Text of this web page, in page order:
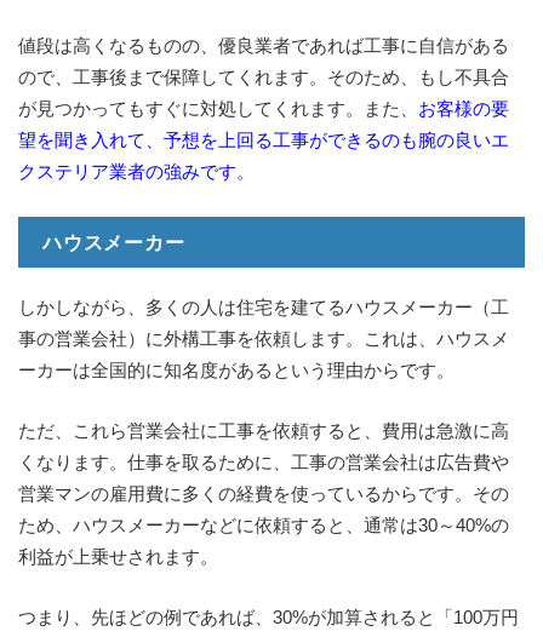
値段は高くなるものの、優良業者であれば工事に自信がある
ので、工事後まで保障してくれます。そのため、もし不具合
が見つかってもすぐに対処してくれます。また、 お客様の要
望を聞き入れて、予想を上回る工事ができるのも腕の良いエ
クステリア業者の強みです。
ハウスメーカー
しかしながら、多くの人は住宅を建てるハウスメーカー（工
事の営業会社）に外構工事を依頼します。これは、ハウスメ
ーカーは全国的に知名度があるという理由からです。
ただ、これら営業会社に工事を依頼すると、費用は急激に高
くなります。仕事を取るために、工事の営業会社は広告費や
営業マンの雇用費に多くの経費を使っているからです。その
ため、ハウスメーカーなどに依頼すると、通常は30～40%の
利益が上乗せされます。
つまり、先ほどの例であれば、30%が加算されると「100万円